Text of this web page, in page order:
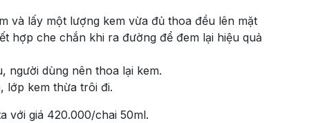
và lấy một lượng kem vừa đủ thoa đều lên mặt
hợp che chắn khi ra đường để đem lại hiệu quả
người dùng nên thoa lại kem.
lớp kem thừa trôi đi.
với giá 420.000/chai 50ml.